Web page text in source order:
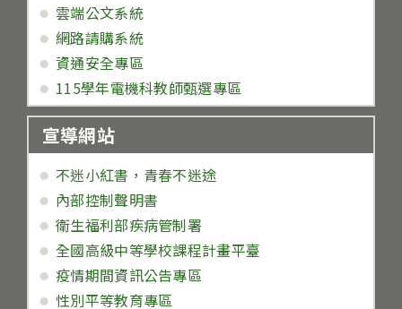
雲端公文系統
網路請購系統
資通安全專區
115學年電機科教師甄選專區
宣導網站
不迷小紅書，青春不迷途
內部控制聲明書
衛生福利部疾病管制署
全國高級中等學校課程計畫平臺
疫情期間資訊公告專區
性別平等教育專區